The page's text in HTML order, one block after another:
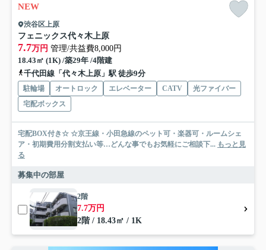
NEW
渋谷区上原
フェニックス代々木上原
7.7万円 管理/共益費8,000円
18.43㎡ (1K) /築29年 /4階建
千代田線「代々木上原」駅 徒歩9分
駐輪場 オートロック エレベーター CATV
光ファイバー
宅配ボックス
宅配BOX付き☆ ☆京王線・小田急線のペット可・楽器可・ルームシェ
ア・初期費用分割支払い等…どんな事でもお気軽にご相談下... もっと見
る
募集中の部屋
2階
7.7万円
2階 / 18.43㎡ / 1K